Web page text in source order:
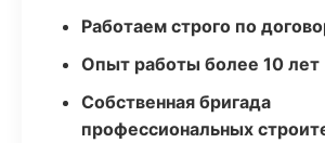
Работаем строго по
Опыт работы более 10 лет
Собственная бригада
профессиональных